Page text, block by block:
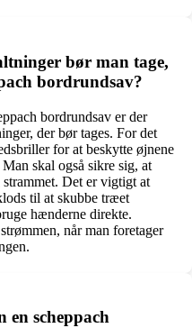
bør man tage,
bordrundsav?
bordrundsav er der
der bør tages. For det
for at beskytte øjnene
skal også sikre sig, at
Det er vigtigt at
til at skubbe træet
hænderne direkte.
når man foretager
en scheppach